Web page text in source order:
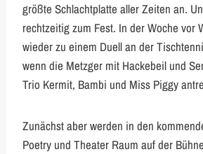
größte Schlachtplatte aller Zeiten an.
rechtzeitig zum Fest. In der Woche vor
wieder zu einem Duell an der
wenn die Metzger mit Hackebeil und
Trio Kermit, Bambi und Miss Piggy
Zunächst aber werden in den
Poetry und Theater Raum auf der